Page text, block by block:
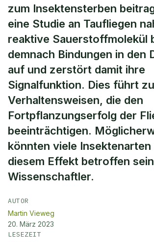
zum Insektensterben
eine Studie an Taufliegen
reaktive Sauerstoffmolekül
demnach Bindungen in den
auf und zerstört damit ihre
Signalfunktion. Dies führt zu
Verhaltensweisen, die den
Fortpflanzungserfolg der
beeinträchtigen.
könnten viele Insektenarten
diesem Effekt betroffen
Wissenschaftler.
AUTOR
Martin Vieweg
20. März 2023
LESEZEIT